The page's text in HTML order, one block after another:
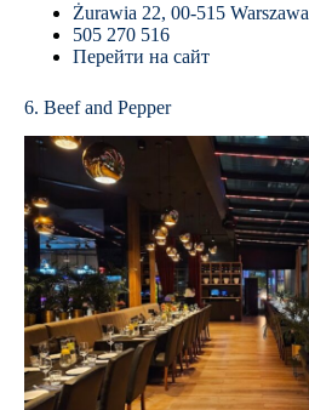
Żurawia 22, 00-515 Warszawa
505 270 516
Перейти на сайт
6. Beef and Pepper